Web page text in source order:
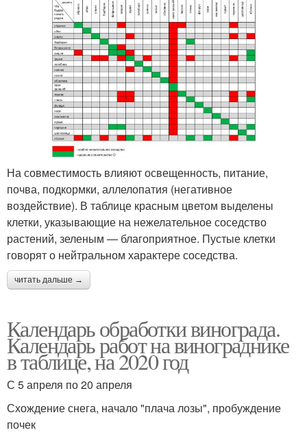
На совместимость влияют освещенность, питание,
почва, подкормки, аллелопатия (негативное
воздействие). В таблице красным цветом выделены
клетки, указывающие на нежелательное соседство
растений, зеленым — благоприятное. Пустые клетки
говорят о нейтральном характере соседства.
читать дальше →
Календарь обработки винограда.
Календарь работ на винограднике
в таблице, на 2020 год
С 5 апреля по 20 апреля
Схождение снега, начало "плача лозы", пробуждение
почек